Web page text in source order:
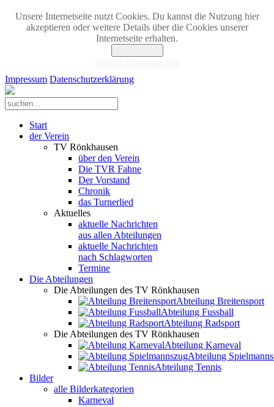
Unsere Internetseite nutzt Cookies. Du kannst die Nutzung hier
akzeptieren oder weitere Details über die Cookies unserer
Internetseite erhalten.
Impressum Datenschutzerklärung
Start
der Verein
TV Rönkhausen
über den Verein
Die TVR Fahne
Der Vorstand
Chronik
das Turnerlied
Aktuelles
aktuelle Nachrichten
aus allen Abteilungen
aktuelle Nachrichten
nach Schlagworten
Termine
Die Abteilungen
Die Abteilungen des TV Rönkhausen
Abteilung Breitensport
Abteilung Fussball
Abteilung Radsport
Die Abteilungen des TV Rönkhausen
Abteilung Karneval
Abteilung
Abteilung Tennis
Bilder
alle Bilderkategorien
Karneval